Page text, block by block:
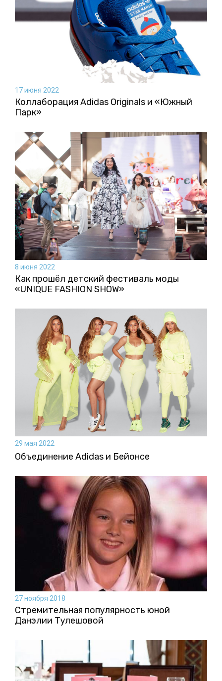
17 июня 2022
Коллаборация Аdidas Originals и «Южный
Парк»
8 июня 2022
Как прошёл детский фестиваль моды
«UNIQUE FASHION SHOW»
29 мая 2022
Объединение Adidas и Бейонсе
27 ноября 2018
Стремительная популярность юной
Данэлии Тулешовой